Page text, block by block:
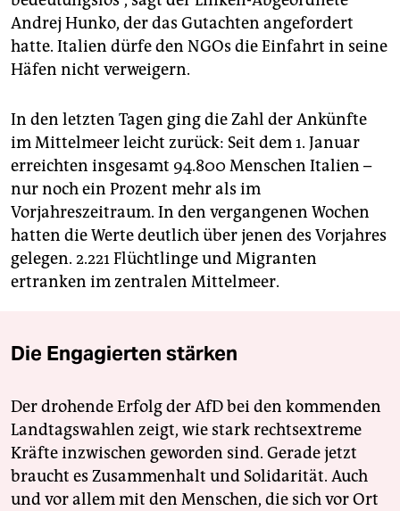
Andrej Hunko, der das Gutachten angefordert
hatte. Italien dürfe den NGOs die Einfahrt in seine
Häfen nicht verweigern.
In den letzten Tagen ging die Zahl der Ankünfte
im Mittelmeer leicht zurück: Seit dem 1. Januar
erreichten insgesamt 94.800 Menschen Italien –
nur noch ein Prozent mehr als im
Vorjahreszeitraum. In den vergangenen Wochen
hatten die Werte deutlich über jenen des Vorjahres
gelegen. 2.221 Flüchtlinge und Migranten
ertranken im zentralen Mittelmeer.
Die Engagierten stärken
Der drohende Erfolg der AfD bei den kommenden
Landtagswahlen zeigt, wie stark rechtsextreme
Kräfte inzwischen geworden sind. Gerade jetzt
braucht es Zusammenhalt und Solidarität. Auch
und vor allem mit den Menschen, die sich vor Ort